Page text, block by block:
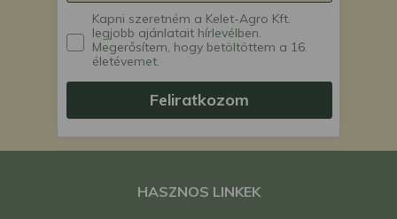
Kapni szeretném a Kelet-Agro Kft.
legjobb ajánlatait hírlevélben.
Megerősítem, hogy betöltöttem a 16.
életévemet.
Feliratkozom
HASZNOS LINKEK